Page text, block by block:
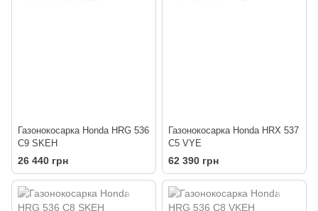
Газонокосарка Honda HRG 536
C9 SKEH
26 440 грн
Газонокосарка Honda HRX 537
C5 VYE
62 390 грн